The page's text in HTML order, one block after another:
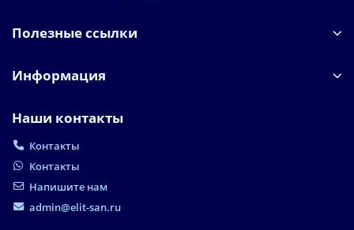
Полезные ссылки
Информация
Наши контакты
Контакты
Контакты
Напишите нам
admin@elit-san.ru